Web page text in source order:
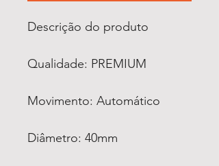
Descrição do produto
Qualidade: PREMIUM
Movimento: Automático
Diâmetro: 40mm